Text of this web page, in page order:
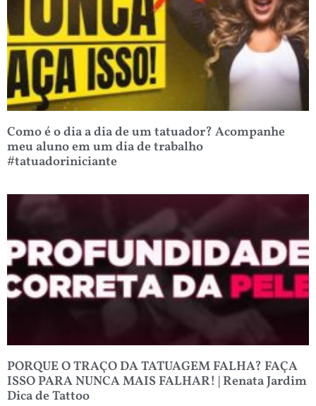
Como é o dia a dia de um tatuador? Acompanhe
meu aluno em um dia de trabalho
#tatuadoriniciante
PORQUE O TRAÇO DA TATUAGEM FALHA? FAÇA
ISSO PARA NUNCA MAIS FALHAR! | Renata Jardim
Dica de Tattoo